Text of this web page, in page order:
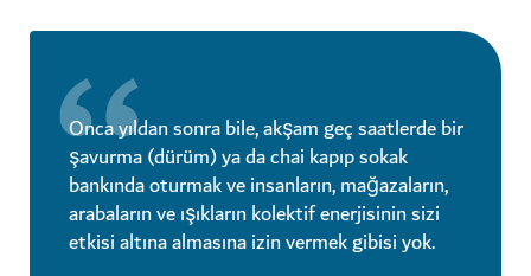
Onca yıldan sonra bile, akşam geç saatlerde bir
şavurma (dürüm) ya da chai kapıp sokak
bankında oturmak ve insanların, mağazaların,
arabaların ve ışıkların kolektif enerjisinin sizi
etkisi altına almasına izin vermek gibisi yok.